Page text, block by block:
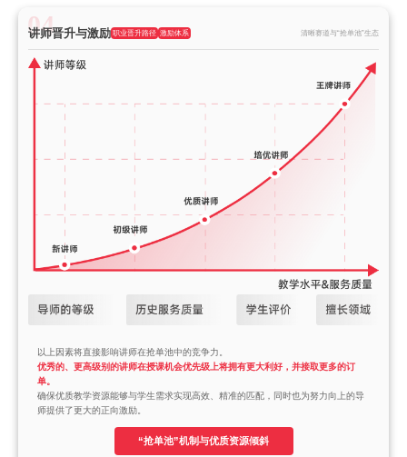
讲师晋升与激励 职业晋升路径 激励体系 清晰赛道与“抢单池”生态
以上因素将直接影响讲师在抢单池中的竞争力。
优秀的、更高级别的讲师在授课机会优先级上将拥有更大利好，并接取更多的订
单。
确保优质教学资源能够与学生需求实现高效、精准的匹配，同时也为努力向上的导
师提供了更大的正向激励。
“抢单池”机制与优质资源倾斜